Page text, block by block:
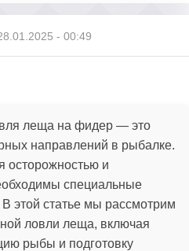
- 00:49
леща на фидер — это
направлений в рыбалке.
осторожностью и
специальные
этой статье мы рассмотрим
ловли леща, включая
рыбы и подготовку